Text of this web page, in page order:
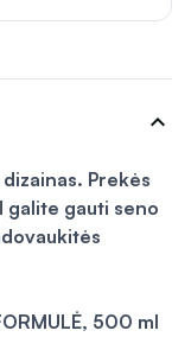
expand_more
Prekės
gauti seno
500 ml